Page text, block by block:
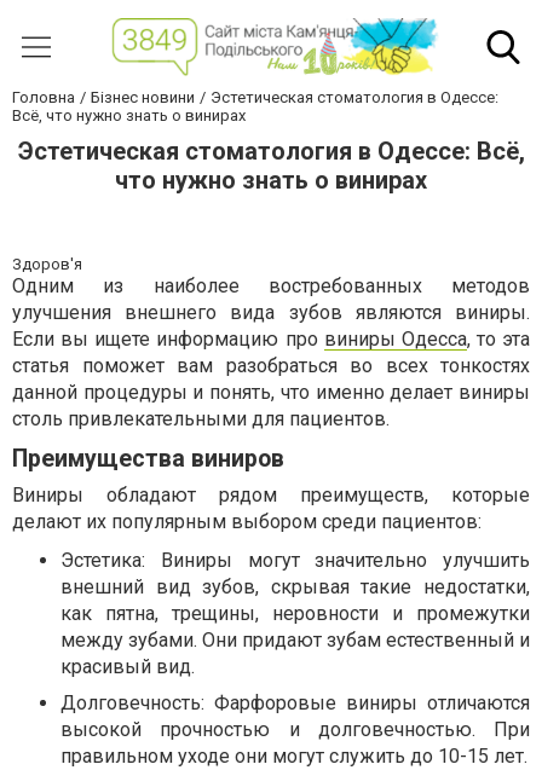
Головна Бізнес новини
Эстетическая стоматология в Одессе:
Всё, что нужно знать о винирах
Эстетическая стоматология в Одессе: Всё,
что нужно знать о винирах
Здоров'я
Одним из наиболее востребованных методов
улучшения внешнего вида зубов являются виниры.
Если вы ищете информацию про виниры Одесса, то эта
статья поможет вам разобраться во всех тонкостях
данной процедуры и понять, что именно делает виниры
столь привлекательными для пациентов.
Преимущества виниров
Виниры обладают рядом преимуществ, которые
делают их популярным выбором среди пациентов:
Эстетика: Виниры могут значительно улучшить
внешний вид зубов, скрывая такие недостатки,
как пятна, трещины, неровности и промежутки
между зубами. Они придают зубам естественный и
красивый вид.
Долговечность: Фарфоровые виниры отличаются
высокой прочностью и долговечностью. При
правильном уходе они могут служить до 10-15 лет.